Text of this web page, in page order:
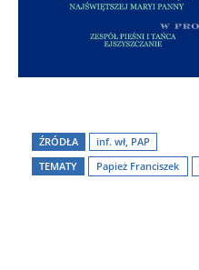
ŹRÓDŁA
inf. wł, PAP
TEMATY
Papież Franciszek